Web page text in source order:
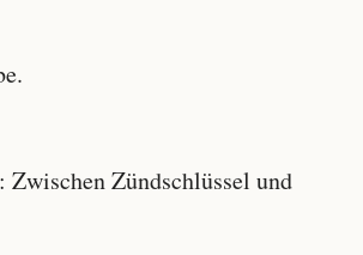
Zündschlüssel und